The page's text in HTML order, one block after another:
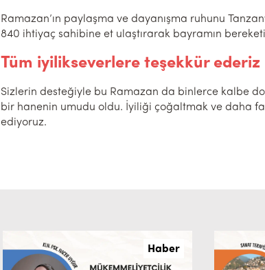
Ramazan’ın paylaşma ve dayanışma ruhunu
840 ihtiyaç sahibine et ulaştırarak bayramın
Tüm iyilikseverlere teşekkür ederiz
Sizlerin desteğiyle bu Ramazan da binlerce kalbe
bir hanenin umudu oldu. İyiliği çoğaltmak ve daha
ediyoruz.
Haber